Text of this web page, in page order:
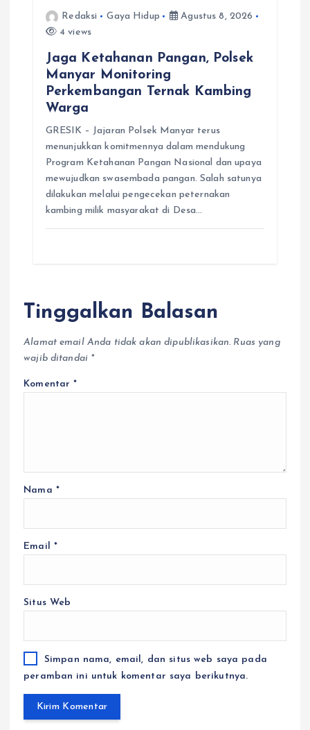
Redaksi Gaya Hidup
Agustus 8, 2026
4 views
Jaga Ketahanan Pangan, Polsek
Manyar Monitoring
Perkembangan Ternak Kambing
Warga
GRESIK – Jajaran Polsek Manyar terus
menunjukkan komitmennya dalam mendukung
Program Ketahanan Pangan Nasional dan upaya
mewujudkan swasembada pangan. Salah satunya
dilakukan melalui pengecekan peternakan
kambing milik masyarakat di Desa…
Tinggalkan Balasan
Alamat email Anda tidak akan dipublikasikan. Ruas yang
wajib ditandai *
Komentar*
Nama *
Email *
Situs Web
Simpan nama, email, dan situs web saya pada
peramban ini untuk komentar saya berikutnya.